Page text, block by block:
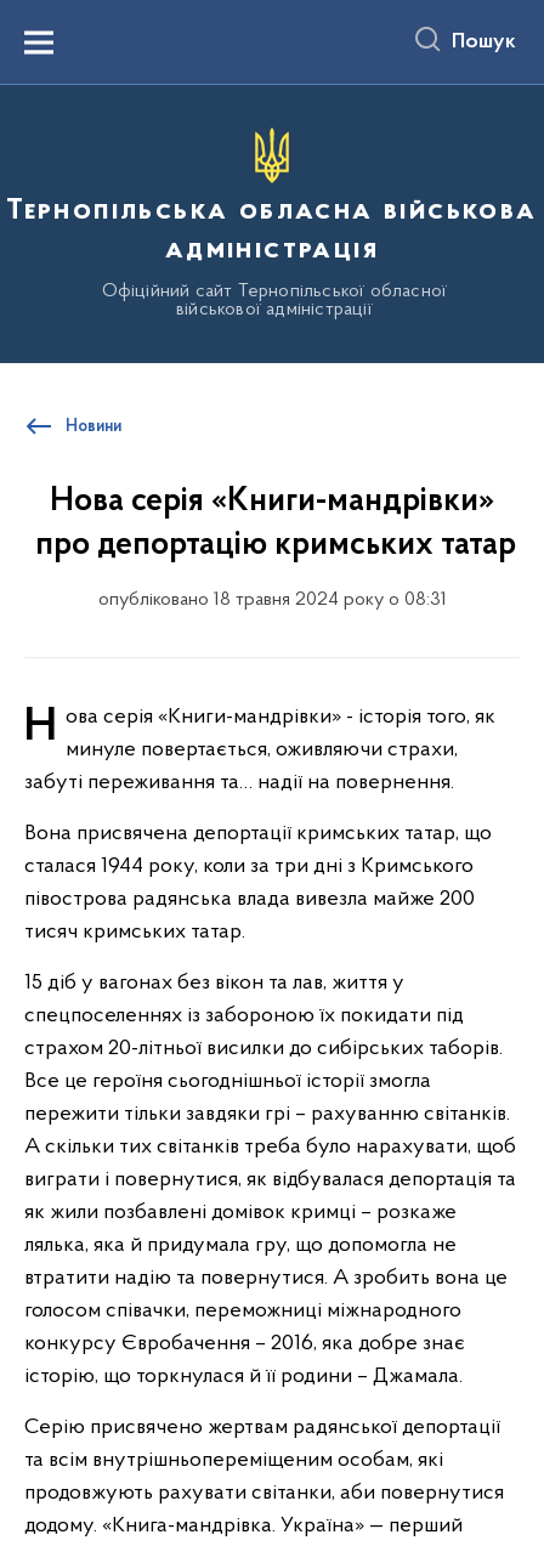
вмістуMenu Пошук
Тернопільська обласна військова
адміністрація
Офіційний сайт Тернопільської обласної
військової адміністрації
Новини
Нова серія «Книги-мандрівки»
про депортацію кримських татар
опубліковано 18 травня 2024 року о 08:31
Нова серія «Книги-мандрівки» - історія того, як минуле повертається, оживляючи страхи,
забуті переживання та… надії на повернення.
Вона присвячена депортації кримських татар, що
сталася 1944 року, коли за три дні з Кримського
півострова радянська влада вивезла майже 200
тисяч кримських татар.
15 діб у вагонах без вікон та лав, життя у
спецпоселеннях із забороною їх покидати під
страхом 20-літньої висилки до сибірських таборів.
Все це героїня сьогоднішньої історії змогла
пережити тільки завдяки грі – рахуванню світанків.
А скільки тих світанків треба було нарахувати, щоб
виграти і повернутися, як відбувалася депортація та
як жили позбавлені домівок кримці – розкаже
лялька, яка й придумала гру, що допомогла не
втратити надію та повернутися. А зробить вона це
голосом співачки, переможниці міжнародного
конкурсу Євробачення – 2016, яка добре знає
історію, що торкнулася й її родини – Джамала.
Серію присвячено жертвам радянської депортації
та всім внутрішньопереміщеним особам, які
продовжують рахувати світанки, аби повернутися
додому. «Книга-мандрівка. Україна» — перший